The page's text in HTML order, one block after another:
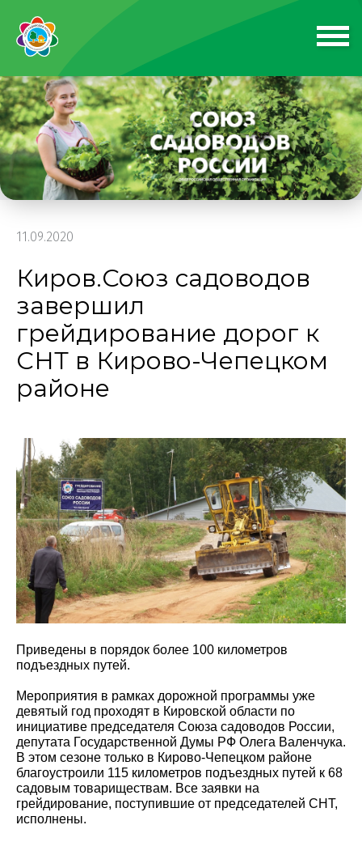
11.09.2020
Киров.Союз садоводов
завершил
грейдирование дорог к
СНТ в Кирово-Чепецком
районе
Приведены в порядок более 100 километров
подъездных путей.
Мероприятия в рамках дорожной программы уже
девятый год проходят в Кировской области по
инициативе председателя Союза садоводов России,
депутата Государственной Думы РФ Олега Валенчука.
В этом сезоне только в Кирово-Чепецком районе
благоустроили 115 километров подъездных путей к 68
садовым товариществам. Все заявки на
грейдирование, поступившие от председателей СНТ,
исполнены.